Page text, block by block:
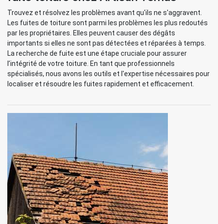
Trouvez et résolvez les problèmes avant qu'ils ne s'aggravent.
Les fuites de toiture sont parmi les problèmes les plus redoutés
par les propriétaires. Elles peuvent causer des dégâts
importants si elles ne sont pas détectées et réparées à temps.
La recherche de fuite est une étape cruciale pour assurer
l’intégrité de votre toiture. En tant que professionnels
spécialisés, nous avons les outils et l'expertise nécessaires pour
localiser et résoudre les fuites rapidement et efficacement.